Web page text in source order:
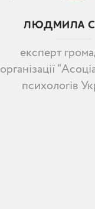
ЛЮДМИЛА
експерт
організації
психологів